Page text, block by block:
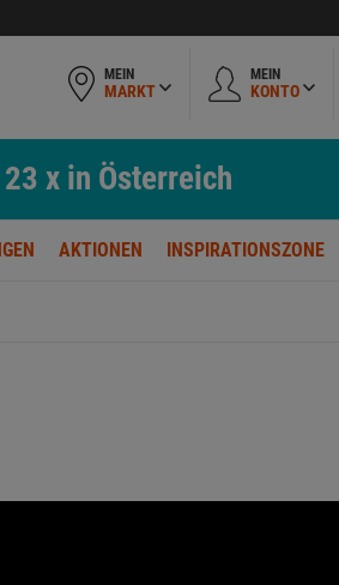
MEIN
MARKT
MEIN
KONTO
23 x in Österreich
AKTIONEN INSPIRATIONSZONE